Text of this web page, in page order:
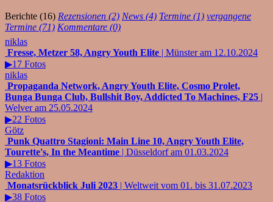
Berichte (16) Rezensionen (2) News (4) Termine (1) vergangene
Termine (71) Kommentare (0)
niklas
Fresse, Metzer 58, Angry Youth Elite | Münster am 12.10.2024
▶17 Fotos
niklas
Propaganda Network, Angry Youth Elite, Cosmo Prolet,
Bunga Bunga Club, Bullshit Boy, Addicted To Machines, F25 |
Welver am 25.05.2024
▶22 Fotos
Götz
Punk Quattro Stagioni: Main Line 10, Angry Youth Elite,
Tourette's, In the Meantime | Düsseldorf am 01.03.2024
▶13 Fotos
Redaktion
Monatsrückblick Juli 2023 | Weltweit vom 01. bis 31.07.2023
▶38 Fotos